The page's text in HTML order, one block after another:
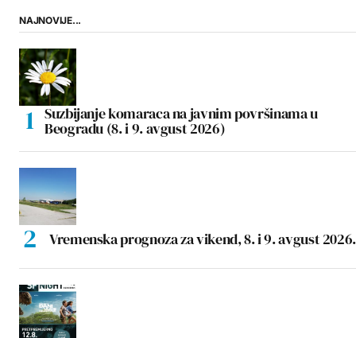
NAJNOVIJE...
Suzbijanje komaraca na javnim površinama u
Beogradu (8. i 9. avgust 2026)
Vremenska prognoza za vikend, 8. i 9. avgust 2026.